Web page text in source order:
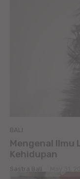
BALI
Mengenal Ilmu
Kehidupan
Sastra Bali